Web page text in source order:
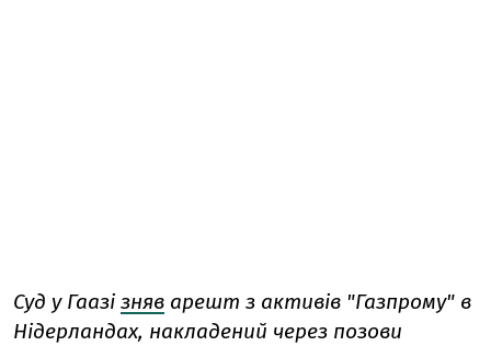
Суд у Гаазі зняв арешт з активів "Газпрому" в
Нідерландах, накладений через позови